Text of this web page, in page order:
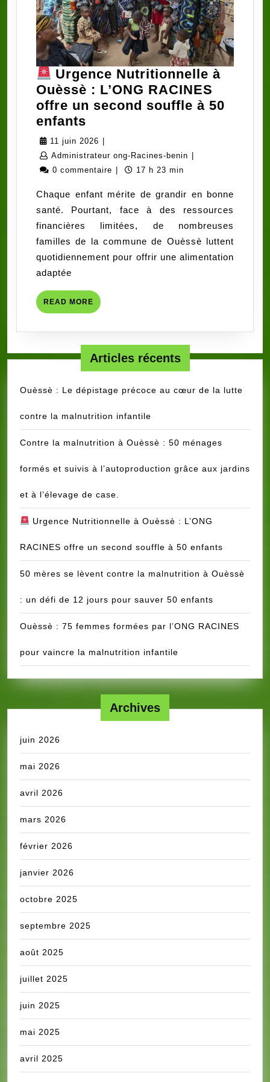
Urgence Nutritionnelle à
Ouèssè : L’ONG RACINES
offre un second souffle à 50
enfants
Urgence
Nutritionnelle
à
:
L’ONG
RACINES
offre
un
souffle
à
11 juin 2026 11
juin
2026
Administrateur ong-Racines-benin Administrateur
benin
0 commentaire
17 h 23 min
Chaque enfant mérite de grandir en bonne
santé. Pourtant, face à des ressources
financières limitées, de nombreuses
familles de la commune de Ouèssè luttent
quotidiennement pour offrir une alimentation
adaptée
READ MORE READ
MORE
Articles récents
Ouèssè : Le dépistage précoce au cœur de la lutte
contre la malnutrition infantile
Contre la malnutrition à Ouèssè : 50 ménages
formés et suivis à l’autoproduction grâce aux jardins
et à l’élevage de case.
Urgence Nutritionnelle à Ouèssè : L’ONG
RACINES offre un second souffle à 50 enfants
50 mères se lèvent contre la malnutrition à Ouèssè
: un défi de 12 jours pour sauver 50 enfants
Ouèssè : 75 femmes formées par l’ONG RACINES
pour vaincre la malnutrition infantile
Archives
juin 2026
mai 2026
avril 2026
mars 2026
février 2026
janvier 2026
octobre 2025
septembre 2025
août 2025
juillet 2025
juin 2025
mai 2025
avril 2025